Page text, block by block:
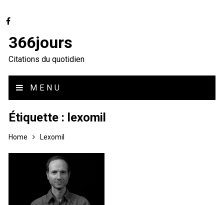
366jours
Citations du quotidien
MENU
Étiquette : lexomil
Home Lexomil